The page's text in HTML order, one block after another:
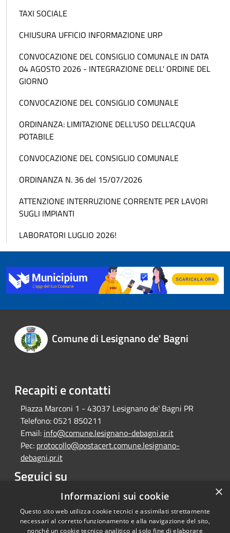
TAXI SOCIALE
CHIUSURA UFFICIO INFORMAZIONE URP
CONVOCAZIONE DEL CONSIGLIO COMUNALE IN DATA
04 AGOSTO 2026 - INTEGRAZIONE DELL' ORDINE DEL
GIORNO
CONVOCAZIONE DEL CONSIGLIO COMUNALE
ORDINANZA: LIMITAZIONE DELL'USO DELL'ACQUA
POTABILE
CONVOCAZIONE DEL CONSIGLIO COMUNALE
ORDINANZA N. 36 del 15/07/2026
ATTENZIONE INTERRUZIONE CORRENTE PER LAVORI
SUGLI IMPIANTI
LABORATORI LUGLIO 2026!
Comune di Lesignano de' Bagni
Recapiti e contatti
Piazza Marconi 1 - 43037 Lesignano de' Bagni PR
Telefono:0521 850211
Email: info@comune.lesignano-debagni.pr.it
Pec: protocollo@postacert.comune.lesignano-
debagni.pr.it
Seguici su
Facebook ×
Informazioni sui cookie
Questo sito web utilizza cookie tecnici e assimilati strettamente
necessari al corretto funzionamento e alla navigazione del sito,
nonché un cookie tecnico analitico al solo fine di elaborare